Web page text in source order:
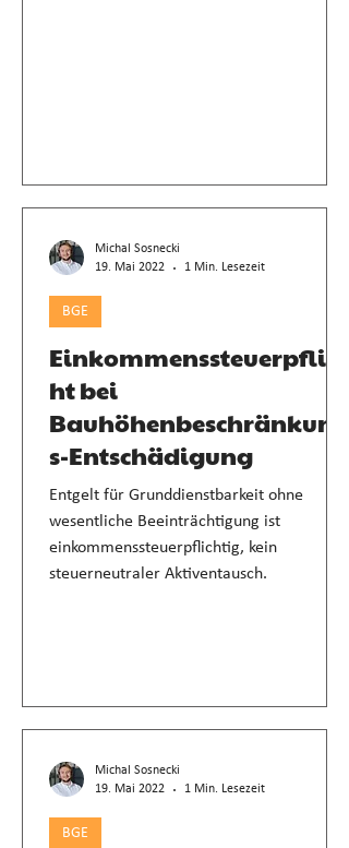
Einkommenssteuerpflic
ht bei
Bauhöhenbeschränkung
s-Entschädigung
Entgelt für Grunddienstbarkeit ohne
wesentliche Beeinträchtigung ist
einkommenssteuerpflichtig, kein
steuerneutraler Aktiventausch.
BGE
Michal Sosnecki
19. Mai 2022
1 Min. Lesezeit
BGE
Michal Sosnecki
19. Mai 2022
1 Min. Lesezeit